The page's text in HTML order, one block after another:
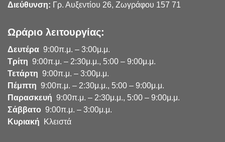
Διεύθυνση: Γρ. Αυξεντίου 26, Ζωγράφου 157 71
Ωράριο λειτουργίας:
Δευτέρα 9:00π.μ. – 3:00μ.μ.
Τρίτη 9:00π.μ. – 2:30μ.μ., 5:00 – 9:00μ.μ.
Τετάρτη 9:00π.μ. – 3:00μ.μ.
Πέμπτη 9:00π.μ. – 2:30μ.μ., 5:00 – 9:00μ.μ.
Παρασκευή 9:00π.μ. – 2:30μ.μ., 5:00 – 9:00μ.μ.
Σάββατο 9:00π.μ. – 3:00μ.μ.
Κυριακή Κλειστά